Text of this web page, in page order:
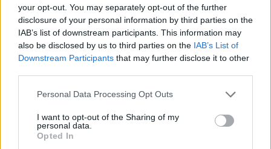
your opt-out. You may separately opt-out of the further
disclosure of your personal information by third parties on the
IAB’s list of downstream participants. This information may
also be disclosed by us to third parties on the IAB’s List of
Downstream Participants that may further disclose it to other
Please note that this website/app uses one or more Google
not limited to your visit or usage behaviour. You may click to
grant or deny consent to Google and its third-party tags to
use your data for below specified purposes in below Google
Personal Data Processing Opt Outs
I want to opt-out of the Sharing of my
personal data.
Opted In
NECROLOGIE